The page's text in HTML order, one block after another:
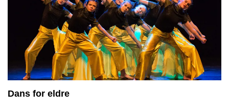
Dans for eldre